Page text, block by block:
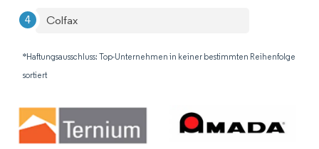
Colfax
*Haftungsausschluss: Top-Unternehmen in keiner bestimmten Reihenfolge
sortiert